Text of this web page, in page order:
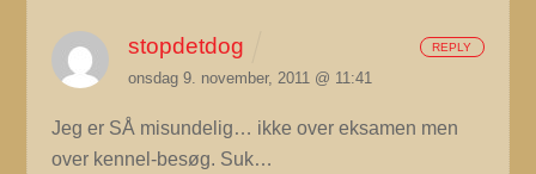
stopdetdog
onsdag 9. november, 2011 @ 11:41
Jeg er SÅ misundelig… ikke over eksamen men
over kennel-besøg. Suk…
REPLY